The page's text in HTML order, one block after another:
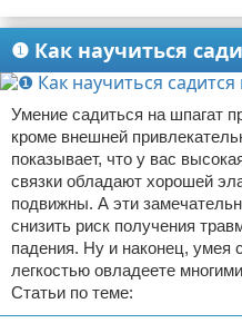
❶ Как научиться
Умение садиться на шпагат
кроме внешней
показывает, что у вас
связки обладают хорошей
подвижны. А эти
снизить риск получения
падения. Ну и наконец, умея
легкостью овладеете
Статьи по теме: